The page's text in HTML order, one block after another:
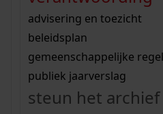
bouwvergunningen
omgevingsvergunningen
vergunningen
beeld en geluid
uitleg nodig?
Wij helpen u op weg met
bekijk alle zoektips
Wij helpen u op weg met
bekijk alle zoektips
bekijk ons
advisering en toezicht
beleidsplan
gemeenschappelijke
publiek jaarverslag
steun het archief
zoektips
Mijn Studiezaal (inloggen)